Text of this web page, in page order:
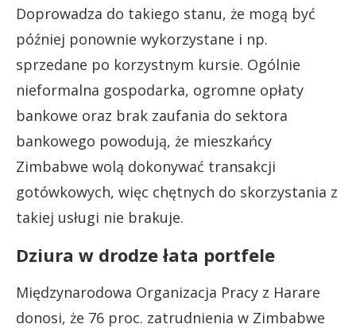
Doprowadza do takiego stanu, że mogą być
później ponownie wykorzystane i np.
sprzedane po korzystnym kursie. Ogólnie
nieformalna gospodarka, ogromne opłaty
bankowe oraz brak zaufania do sektora
bankowego powodują, że mieszkańcy
Zimbabwe wolą dokonywać transakcji
gotówkowych, więc chętnych do skorzystania z
takiej usługi nie brakuje.
Dziura w drodze łata portfele
Międzynarodowa Organizacja Pracy z Harare
donosi, że 76 proc. zatrudnienia w Zimbabwe